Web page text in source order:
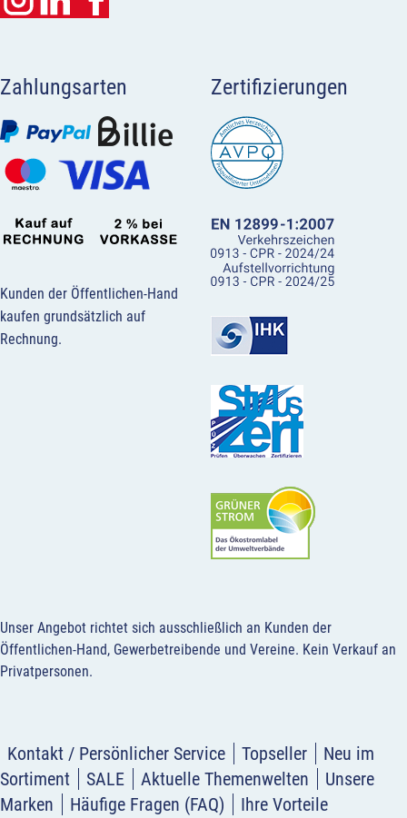
Zahlungsarten
Kunden der Öffentlichen-Hand
kaufen grundsätzlich auf
Rechnung.
Zertifizierungen
Unser Angebot richtet sich ausschließlich an Kunden der
Öffentlichen-Hand, Gewerbetreibende und Vereine. Kein Verkauf an
Privatpersonen.
Kontakt / Persönlicher Service Topseller
Neu im
Sortiment
SALE Aktuelle Themenwelten
Unsere
Marken
Häufige Fragen (FAQ) Ihre Vorteile